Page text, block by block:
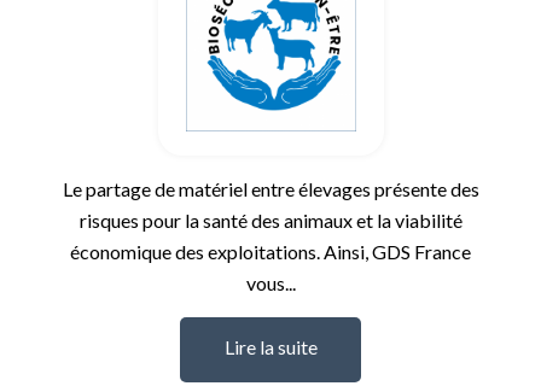
Le partage de matériel entre élevages présente des
risques pour la santé des animaux et la viabilité
économique des exploitations. Ainsi, GDS France
vous...
Lire la suite